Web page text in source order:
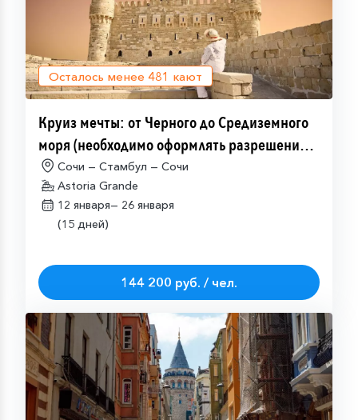
Осталось менее 481 кают
Круиз мечты: от Черного до Средиземного
моря (необходимо оформлять разрешение
на посещение Израиля (ETA-IL)
Сочи — Стамбул — Сочи
Astoria Grande
12 января— 26 января
(15 дней)
144 200 руб. / чел.